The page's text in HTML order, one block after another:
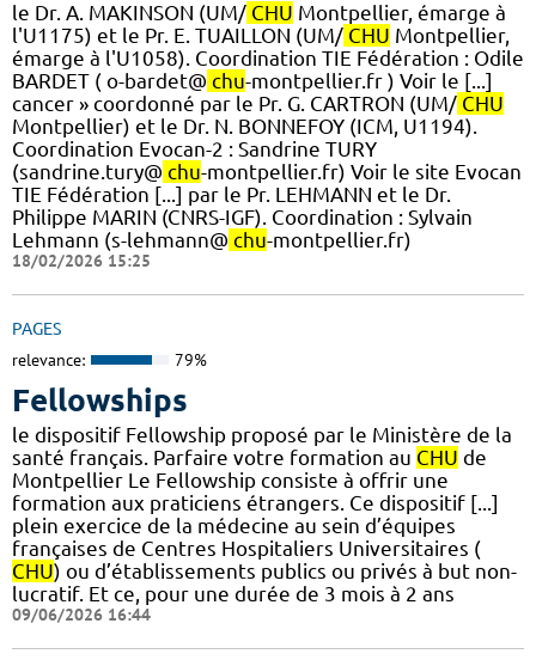
le Dr. A. MAKINSON (UM/ CHU Montpellier, émarge à
l'U1175) et le Pr. E. TUAILLON (UM/ CHU Montpellier,
émarge à l'U1058). ​Coordination TIE Fédération : Odile
BARDET ( o-bardet@ chu-montpellier.fr ) Voir le [...]
cancer » coordonné par le Pr. G. CARTRON (UM/ CHU
Montpellier) et le Dr. N. BONNEFOY (ICM, U1194).
Coordination Evocan-2 : Sandrine TURY
(sandrine.tury@ chu-montpellier.fr) Voir le site Evocan
TIE Fédération [...] par le Pr. LEHMANN et le Dr.
Philippe MARIN (CNRS-IGF). ​Coordination : Sylvain
Lehmann (s-lehmann@ chu-montpellier.fr)
18/02/2026 15:25
PAGES
relevance: 79%
Fellowships
le dispositif Fellowship proposé par le Ministère de la
santé français. Parfaire votre formation au CHU de
Montpellier Le Fellowship consiste à offrir une
formation aux praticiens étrangers. Ce dispositif [...]
plein exercice de la médecine au sein d’équipes
françaises de Centres Hospitaliers Universitaires (
CHU) ou d’établissements publics ou privés à but non-
lucratif. Et ce, pour une durée de 3 mois à 2 ans
09/06/2026 16:44